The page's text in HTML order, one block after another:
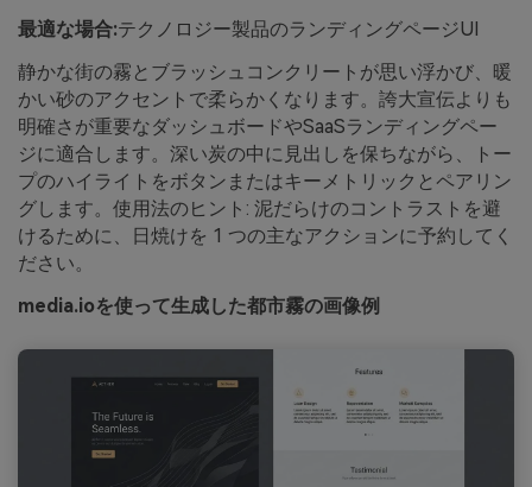
最適な場合:テクノロジー製品のランディングページUI
静かな街の霧とブラッシュコンクリートが思い浮かび、暖
かい砂のアクセントで柔らかくなります。誇大宣伝よりも
明確さが重要なダッシュボードやSaaSランディングペー
ジに適合します。深い炭の中に見出しを保ちながら、トー
プのハイライトをボタンまたはキーメトリックとペアリン
グします。使用法のヒント: 泥だらけのコントラストを避
けるために、日焼けを 1 つの主なアクションに予約してく
ださい。
media.ioを使って生成した都市霧の画像例